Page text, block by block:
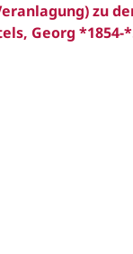
zu
Georg *1854-